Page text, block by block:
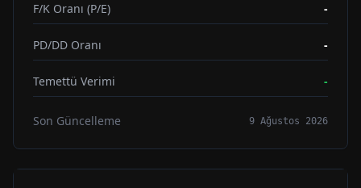
F/K Oranı (P/E) -
PD/DD Oranı -
Temettü Verimi -
Son Güncelleme 9 Ağustos 2026